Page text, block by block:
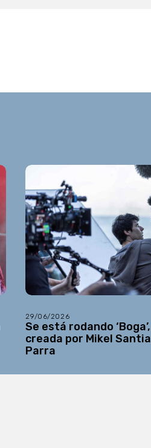
29/06/2026
Se está rodando
creada por Mikel
Parra